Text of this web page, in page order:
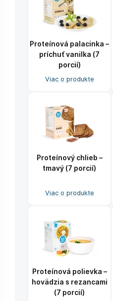
Proteínová palacinka –
príchuť vanilka (7
porcií)
Viac o produkte
Proteínový chlieb –
tmavý (7 porcií)
Viac o produkte
Proteínová polievka –
hovädzia s rezancami
(7 porcií)